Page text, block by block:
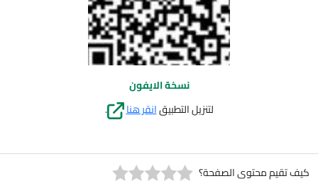
نسخة الايفون
لتنزيل التطبيقانقر هنا .
كيف تقيم محتوى الصفحة؟